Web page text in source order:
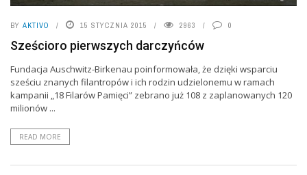
BY AKTIVO 15 STYCZNIA 2015 2963 0
Sześcioro pierwszych darczyńców
Fundacja Auschwitz-Birkenau poinformowała, że dzięki wsparciu
sześciu znanych filantropów i ich rodzin udzielonemu w ramach
kampanii „18 Filarów Pamięci” zebrano już 108 z zaplanowanych 120
milionów ...
READ MORE